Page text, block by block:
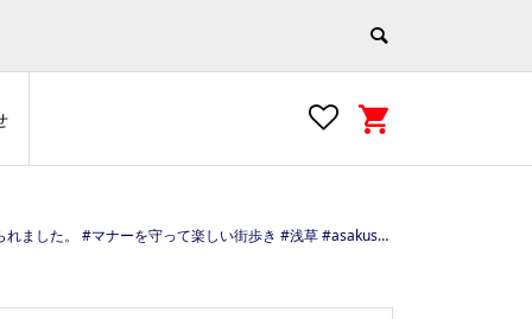
街歩き #浅草 #asakusa #tokyo #japan #江戸文化の街 https://e-asakusa.jp/